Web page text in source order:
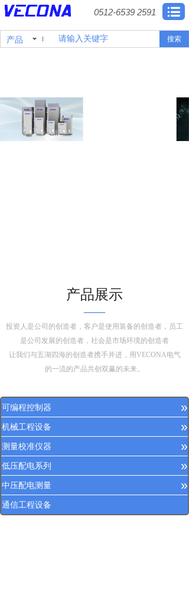
产品展示
——
投资人是公司的创造者，客户是使用装备的创造者，员工
是公司发展的创造者，社会是市场环境的创造者
让我们与五湖四海的创造者携手并进，用VECONA电气
的一流的产品共创双赢的未来。
可编程控制器 »
机械工程设备 »
测量校准仪器 »
低压配电系列 »
中压配电测量 »
通信工程设备
产品 搜索
0512-6539 2591